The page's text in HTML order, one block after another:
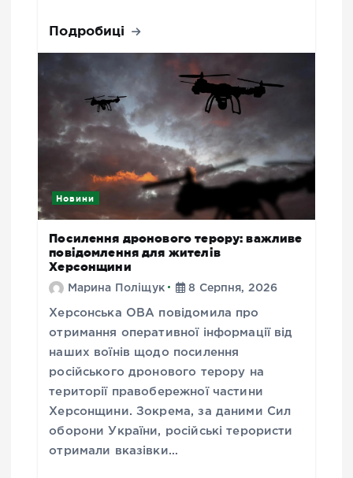
Подробиці
Новини
Посилення дронового терору: важливе
повідомлення для жителів
Херсонщини
Марина Поліщук 8 Серпня, 2026
Херсонська ОВА повідомила про
отримання оперативної інформації від
наших воїнів щодо посилення
російського дронового терору на
території правобережної частини
Херсонщини. Зокрема, за даними Сил
оборони України, російські терористи
отримали вказівки…